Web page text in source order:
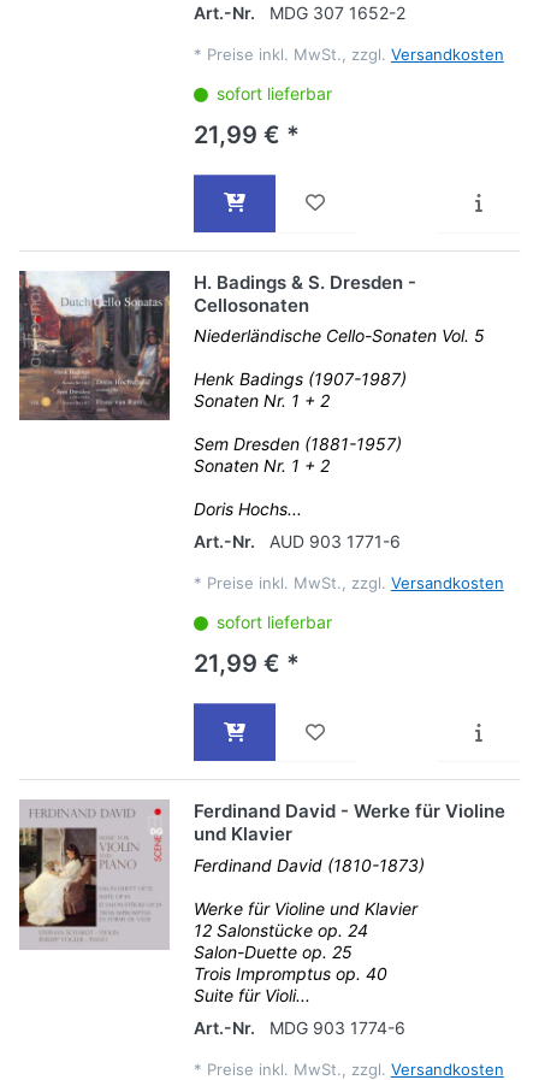
Art.-Nr.
MDG 307 1652-2
* Preise inkl. MwSt., zzgl. Versandkosten
sofort lieferbar
21,99 € *
H. Badings & S. Dresden -
Cellosonaten
Niederländische Cello-Sonaten Vol. 5
Henk Badings (1907-1987)
Sonaten Nr. 1 + 2
Sem Dresden (1881-1957)
Sonaten Nr. 1 + 2
Doris Hochs...
Art.-Nr.
AUD 903 1771-6
* Preise inkl. MwSt., zzgl. Versandkosten
sofort lieferbar
21,99 € *
Ferdinand David - Werke für Violine
und Klavier
Ferdinand David (1810-1873)
Werke für Violine und Klavier
12 Salonstücke op. 24
Salon-Duette op. 25
Trois Impromptus op. 40
Suite für Violi...
Art.-Nr.
MDG 903 1774-6
* Preise inkl. MwSt., zzgl. Versandkosten